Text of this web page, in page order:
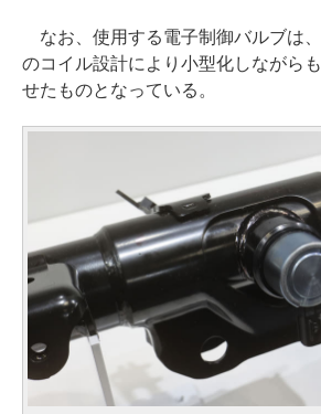
なお、使用する電子制御バルブは
のコイル設計により小型化しながら
せたものとなっている。